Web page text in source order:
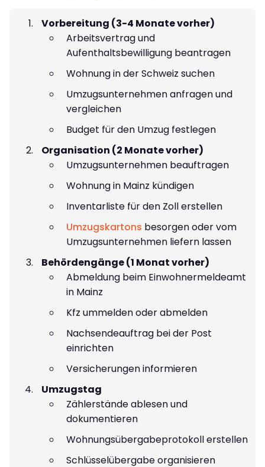
Vorbereitung (3-4 Monate vorher)
Arbeitsvertrag und
Aufenthaltsbewilligung beantragen
Wohnung in der Schweiz suchen
Umzugsunternehmen anfragen und
vergleichen
Budget für den Umzug festlegen
Organisation (2 Monate vorher)
Umzugsunternehmen beauftragen
Wohnung in Mainz kündigen
Inventarliste für den Zoll erstellen
Umzugskartons besorgen oder vom
Umzugsunternehmen liefern lassen
Behördengänge (1 Monat vorher)
Abmeldung beim Einwohnermeldeamt
in Mainz
Kfz ummelden oder abmelden
Nachsendeauftrag bei der Post
einrichten
Versicherungen informieren
Umzugstag
Zählerstände ablesen und
dokumentieren
Wohnungsübergabeprotokoll erstellen
Schlüsselübergabe organisieren